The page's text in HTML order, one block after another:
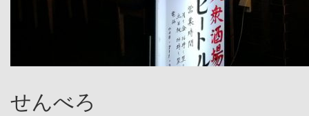
せんべろ